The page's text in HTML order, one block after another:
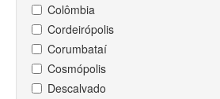
Colômbia
Cordeirópolis
Corumbataí
Cosmópolis
Descalvado